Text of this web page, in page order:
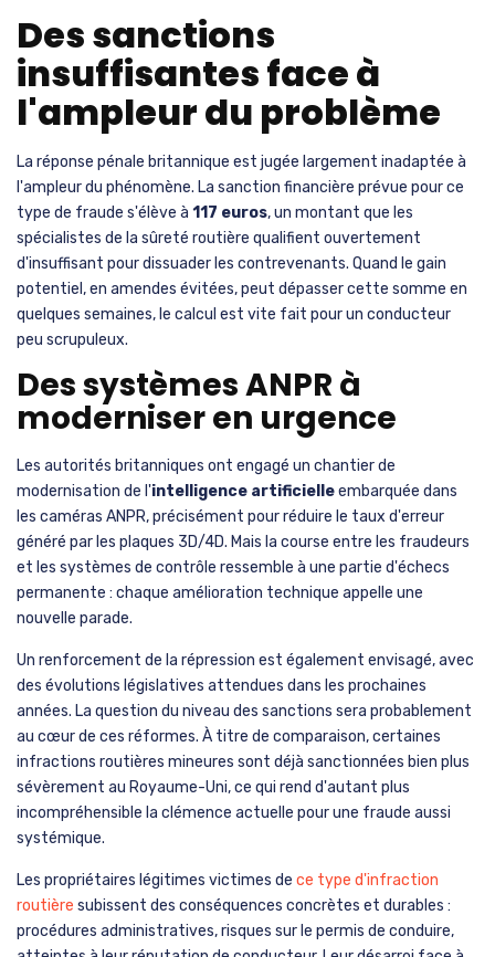
Des sanctions
insuffisantes face à
l'ampleur du problème
La réponse pénale britannique est jugée largement inadaptée à
l'ampleur du phénomène. La sanction financière prévue pour ce
type de fraude s'élève à 117 euros, un montant que les
spécialistes de la sûreté routière qualifient ouvertement
d'insuffisant pour dissuader les contrevenants. Quand le gain
potentiel, en amendes évitées, peut dépasser cette somme en
quelques semaines, le calcul est vite fait pour un conducteur
peu scrupuleux.
Des systèmes ANPR à
moderniser en urgence
Les autorités britanniques ont engagé un chantier de
modernisation de l'intelligence artificielleembarquée dans
les caméras ANPR, précisément pour réduire le taux d'erreur
généré par les plaques 3D/4D. Mais la course entre les fraudeurs
et les systèmes de contrôle ressemble à une partie d'échecs
permanente : chaque amélioration technique appelle une
nouvelle parade.
Un renforcement de la répression est également envisagé, avec
des évolutions législatives attendues dans les prochaines
années. La question du niveau des sanctions sera probablement
au cœur de ces réformes. À titre de comparaison, certaines
infractions routières mineures sont déjà sanctionnées bien plus
sévèrement au Royaume-Uni, ce qui rend d'autant plus
incompréhensible la clémence actuelle pour une fraude aussi
systémique.
Les propriétaires légitimes victimes de ce type d'infraction
routière subissent des conséquences concrètes et durables :
procédures administratives, risques sur le permis de conduire,